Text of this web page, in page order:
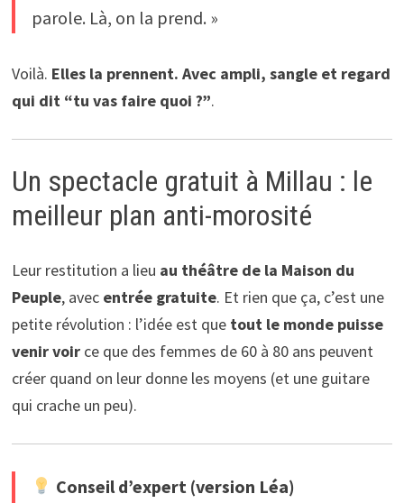
parole. Là, on la prend. »
Voilà. Elles la prennent. Avec ampli, sangle et regard
qui dit “tu vas faire quoi ?”.
Un spectacle gratuit à Millau : le
meilleur plan anti-morosité
Leur restitution a lieu au théâtre de la Maison du
Peuple, avec entrée gratuite. Et rien que ça, c’est une
petite révolution : l’idée est que tout le monde puisse
venir voirce que des femmes de 60 à 80 ans peuvent
créer quand on leur donne les moyens (et une guitare
qui crache un peu).
Conseil d’expert (version Léa)